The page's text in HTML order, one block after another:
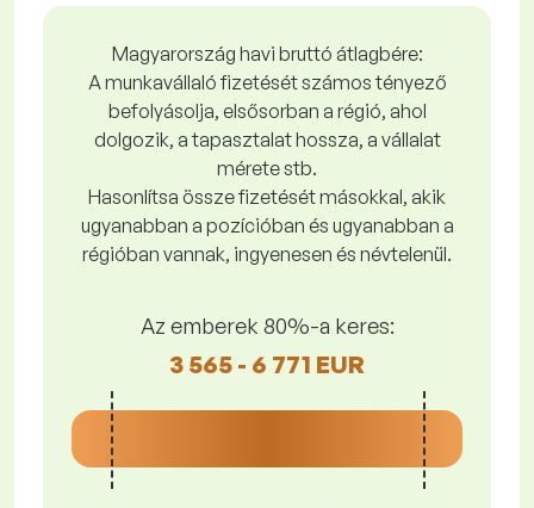
Magyarország havi bruttó átlagbére:
A munkavállaló fizetését számos tényező
befolyásolja, elsősorban a régió, ahol
dolgozik, a tapasztalat hossza, a vállalat
mérete stb.
Hasonlítsa össze fizetését másokkal, akik
ugyanabban a pozícióban és ugyanabban a
régióban vannak, ingyenesen és névtelenül.
Az emberek 80%-a keres:
3 565 - 6 771 EUR